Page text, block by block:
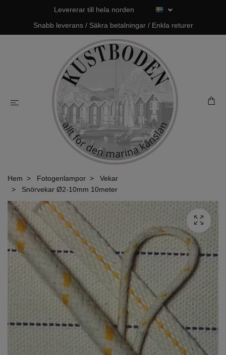
Levererar till hela norden
Snabb leverans / Säkra betalningar / Enkla returer
Hem Fotogenlampor
Vekar
Snörvekar Ø2-10mm 10meter